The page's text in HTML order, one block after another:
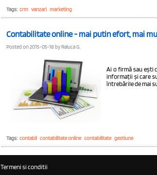
Tags: crm vanzari marketing
Contabilitate online - mai putin efort, mai
Posted on 2015-05-18 by Raluca G.
Ai o firmă sau ești
informații și care
întrebările de mai
Tags: contabil contabilitate online contabilitate gestiune
Termeni si conditii